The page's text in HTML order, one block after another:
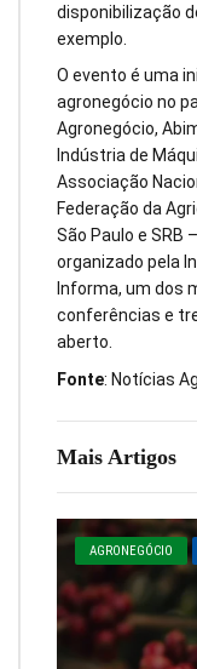
Mais Artigos
AGRONEGÓCIO
disponibilização
exemplo.
O evento é uma
agronegócio no
Agronegócio,
Indústria de
Associação
Federação da
São Paulo e SRB
organizado pela
Informa, um dos
conferências e
aberto.
Fonte: Notícias